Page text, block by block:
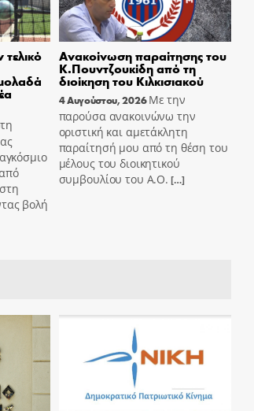
βολή
Ανακοίνωση παραίτησης του
Κ.Πουντζουκίδη από τη
διοίκηση του Κιλκισιακού
4 Αυγούστου, 2026 Με την
παρούσα ανακοινώνω την
οριστική και αμετάκλητη
παραίτησή μου από τη θέση του
μέλους του διοικητικού
συμβουλίου του Α.Ο. […]